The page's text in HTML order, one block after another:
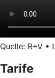
Quelle: R+V •
Tarife